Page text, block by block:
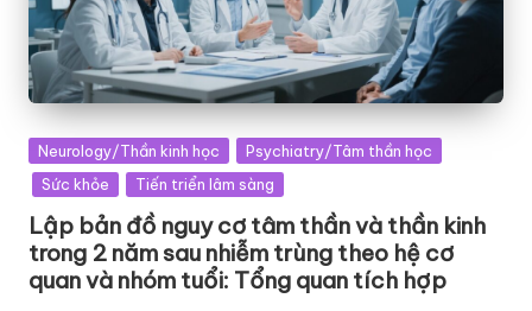
Posted
in
Neurology/Thần kinh học
Psychiatry/Tâm thần học
Sức khỏe
Tiến triển lâm sàng
Lập bản đồ nguy cơ tâm thần và thần kinh
trong 2 năm sau nhiễm trùng theo hệ cơ
quan và nhóm tuổi: Tổng quan tích hợp